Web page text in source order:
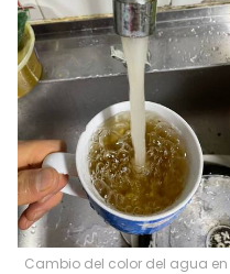
Cambio del color del agua